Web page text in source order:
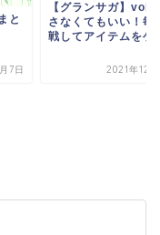
と
7日
【グランサガ】
さなくてもいい！毎
戦してアイテムをゲ
2021年12